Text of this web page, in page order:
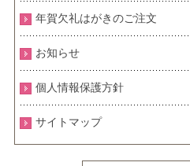
年賀欠礼はがきのご注文
お知らせ
個人情報保護方針
サイトマップ